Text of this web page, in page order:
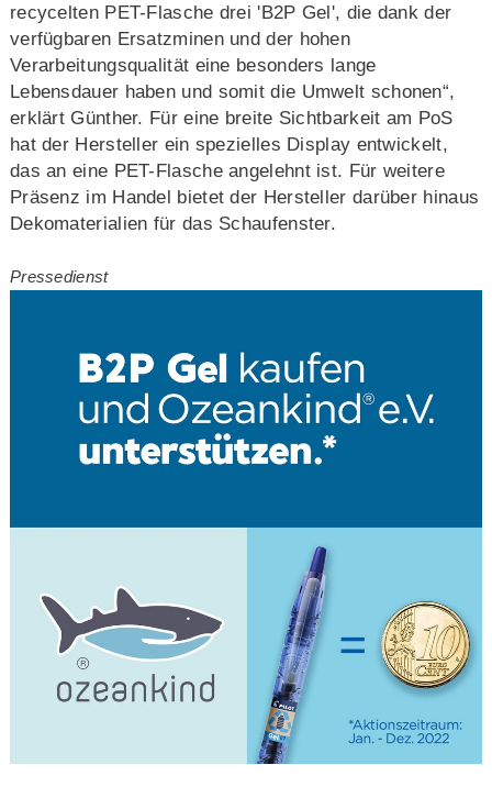
recycelten PET-Flasche drei 'B2P Gel', die dank der
verfügbaren Ersatzminen und der hohen
Verarbeitungsqualität eine besonders lange
Lebensdauer haben und somit die Umwelt schonen“,
erklärt Günther. Für eine breite Sichtbarkeit am PoS
hat der Hersteller ein spezielles Display entwickelt,
das an eine PET-Flasche angelehnt ist. Für weitere
Präsenz im Handel bietet der Hersteller darüber hinaus
Dekomaterialien für das Schaufenster.
Pressedienst